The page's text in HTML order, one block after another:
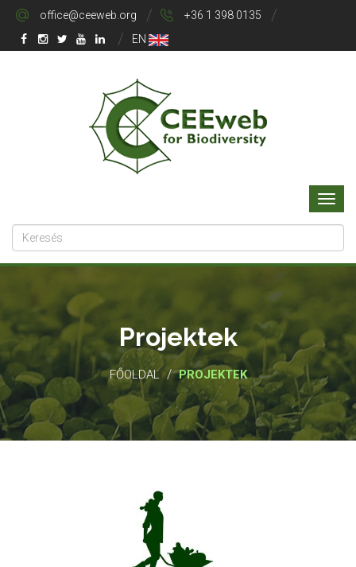
office@ceeweb.org
+36 1 398 0135
EN
Projektek
FŐOLDAL / PROJEKTEK